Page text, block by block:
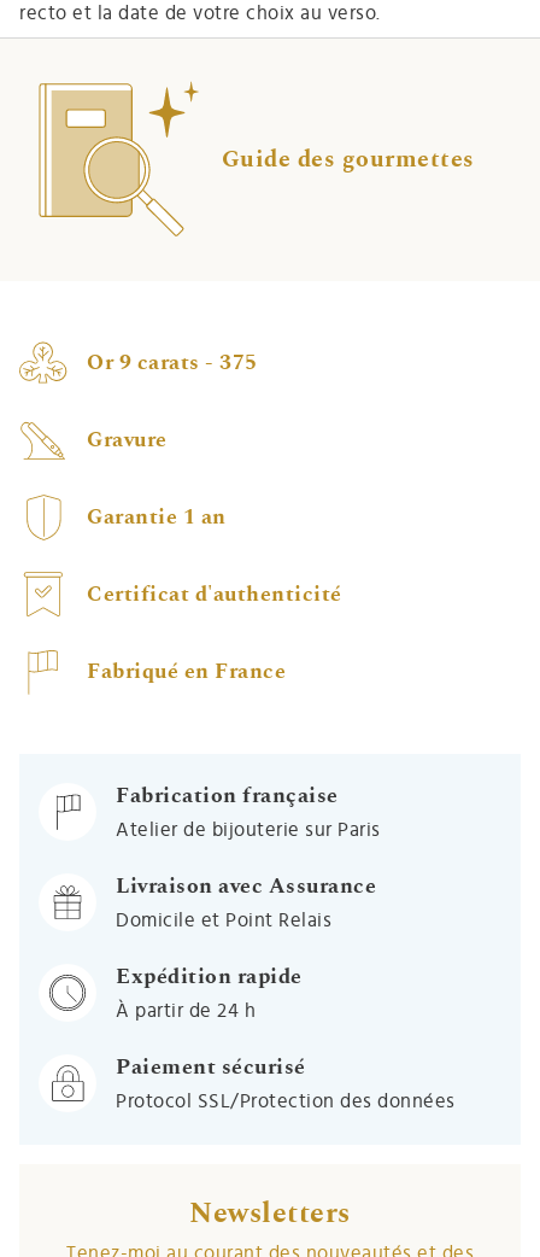
recto et la date de votre choix au verso.
Guide des gourmettes
Or 9 carats - 375
Gravure
Garantie 1 an
Certificat d'authenticité
Fabriqué en France
Fabrication française
Atelier de bijouterie sur Paris
Livraison avec Assurance
Domicile et Point Relais
Expédition rapide
À partir de 24 h
Paiement sécurisé
Protocol SSL/Protection des données
Newsletters